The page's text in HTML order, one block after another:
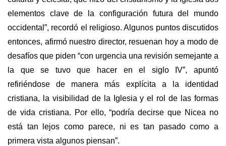
elementos clave de la configuración futura del mundo
occidental”, recordó el religioso. Algunos puntos discutidos
entonces, afirmó nuestro director, resuenan hoy a modo de
desafíos que piden “con urgencia una revisión semejante a
la que se tuvo que hacer en el siglo IV”, apuntó
refiriéndose de manera más explícita a la identidad
cristiana, la visibilidad de la Iglesia y el rol de las formas
de vida cristiana. Por ello, “podría decirse que Nicea no
está tan lejos como parece, ni es tan pasado como a
primera vista algunos piensan”.